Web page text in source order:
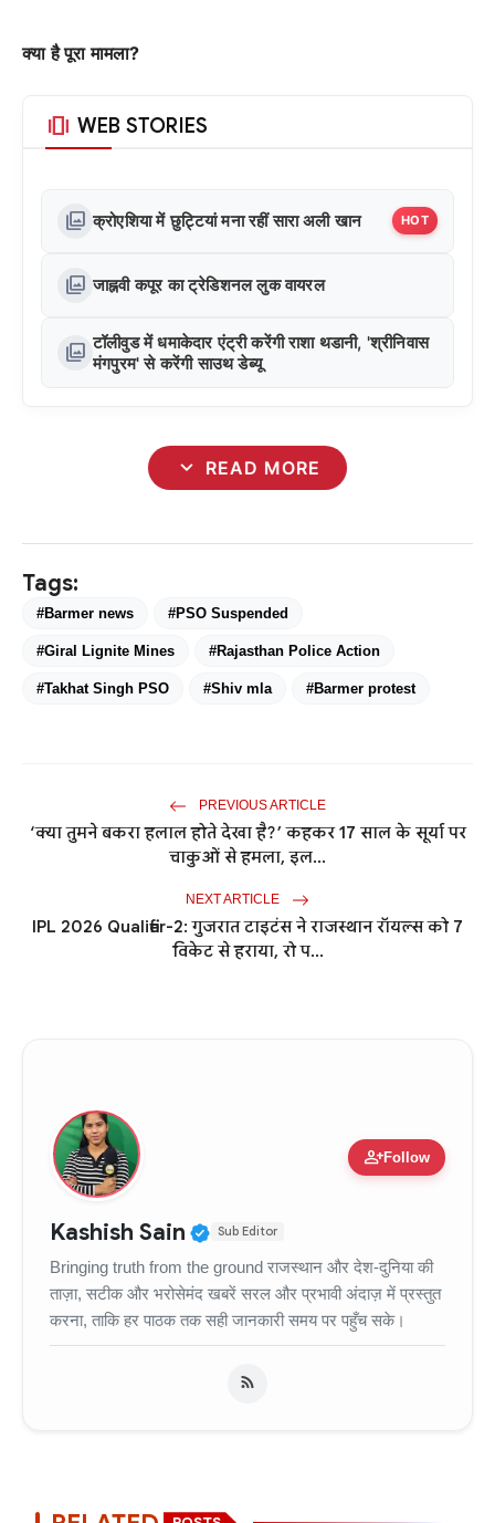
क्या है पूरा मामला?
amp_stories WEB STORIES
photo_library क्रोएशिया में छुट्टियां मना रहीं सारा अली खान HOT
photo_library जाह्नवी कपूर का ट्रेडिशनल लुक वायरल
photo_library टॉलीवुड में धमाकेदार एंट्री करेंगी राशा थडानी, 'श्रीनिवास
मंगपुरम' से करेंगी साउथ डेब्यू
expand_more READ MORE
Tags:
#Barmer news #PSO Suspended
#Giral Lignite Mines #Rajasthan Police Action
#Takhat Singh PSO #Shiv mla #Barmer protest
PREVIOUS ARTICLE
‘क्या तुमने बकरा हलाल होते देखा है?’ कहकर 17 साल के सूर्या पर
चाकुओं से हमला, इल...
NEXT ARTICLE
IPL 2026 Qualifier-2: गुजरात टाइटंस ने राजस्थान रॉयल्स को 7
विकेट से हराया, रो प...
person_addFollow
Kashish Sain Verified Public Figure •
Sub Editor
Bringing truth from the ground राजस्थान और देश-दुनिया की
ताज़ा, सटीक और भरोसेमंद खबरें सरल और प्रभावी अंदाज़ में प्रस्तुत
करना, ताकि हर पाठक तक सही जानकारी समय पर पहुँच सके।